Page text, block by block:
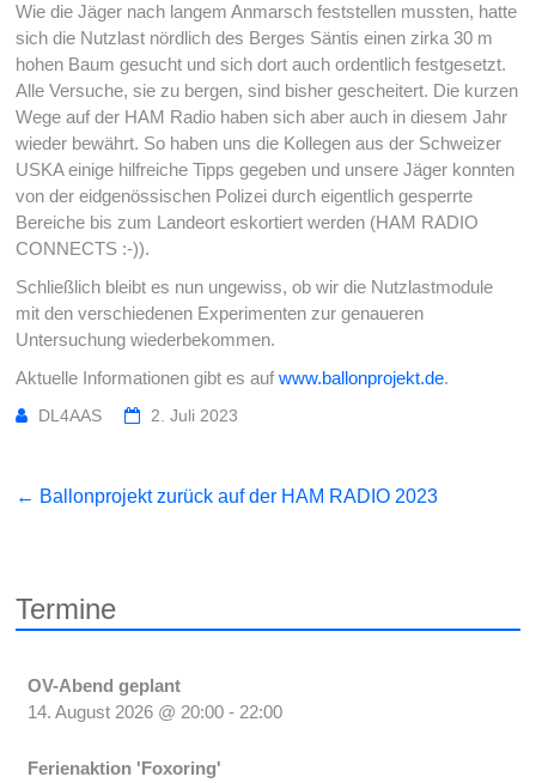
Wie die Jäger nach langem Anmarsch feststellen mussten, hatte
sich die Nutzlast nördlich des Berges Säntis einen zirka 30 m
hohen Baum gesucht und sich dort auch ordentlich festgesetzt.
Alle Versuche, sie zu bergen, sind bisher gescheitert. Die kurzen
Wege auf der HAM Radio haben sich aber auch in diesem Jahr
wieder bewährt. So haben uns die Kollegen aus der Schweizer
USKA einige hilfreiche Tipps gegeben und unsere Jäger konnten
von der eidgenössischen Polizei durch eigentlich gesperrte
Bereiche bis zum Landeort eskortiert werden (HAM RADIO
CONNECTS :-)).
Schließlich bleibt es nun ungewiss, ob wir die Nutzlastmodule
mit den verschiedenen Experimenten zur genaueren
Untersuchung wiederbekommen.
Aktuelle Informationen gibt es aufwww.ballonprojekt.de.
DL4AAS 2. Juli 2023
← Ballonprojekt zurück auf der HAM RADIO 2023
Termine
OV-Abend geplant
14. August 2026 @20:00 -22:00
Ferienaktion 'Foxoring'